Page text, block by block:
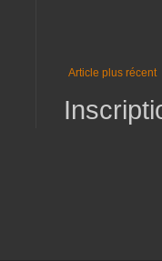
Article plus récent